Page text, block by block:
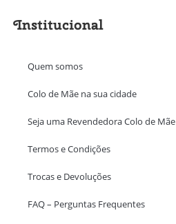
Institucional
Quem somos
Colo de Mãe na sua cidade
Seja uma Revendedora Colo de Mãe
Termos e Condições
Trocas e Devoluções
FAQ – Perguntas Frequentes